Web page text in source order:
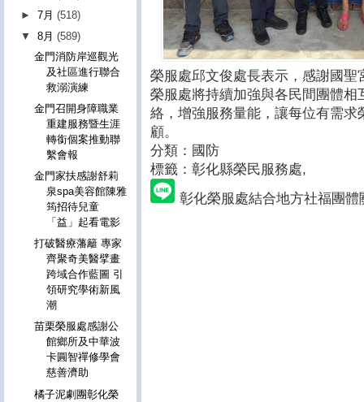
榮服處邱文俊處長表示，感謝國
榮服處將持續加強與各民間團體
絡，增強服務量能，讓每位有需
顧。
分類：國防
標籤：彰化縣榮民服務處,
彰化榮服處結合地方社福團體
►7月(518)
▼8月(589)
金門消防岸巡觀光
及社區進行聯合
救溺演練
金門召開身障職業
重建服務暨生涯
轉銜個案推動聯
繫會報
金門家扶感謝舒莉
泉spa美容館陳雅
筠招待兒童
「益」起看電影
打破醫療藩籬 專家
齊聚奇美醫擘畫
跨域合作藍圖 引
領研究學術新風
潮
苗栗榮服處感謝公
館鄉所及中華波
卡圓智禪修學會
慈善濟助
橘子泥劇團彰化榮